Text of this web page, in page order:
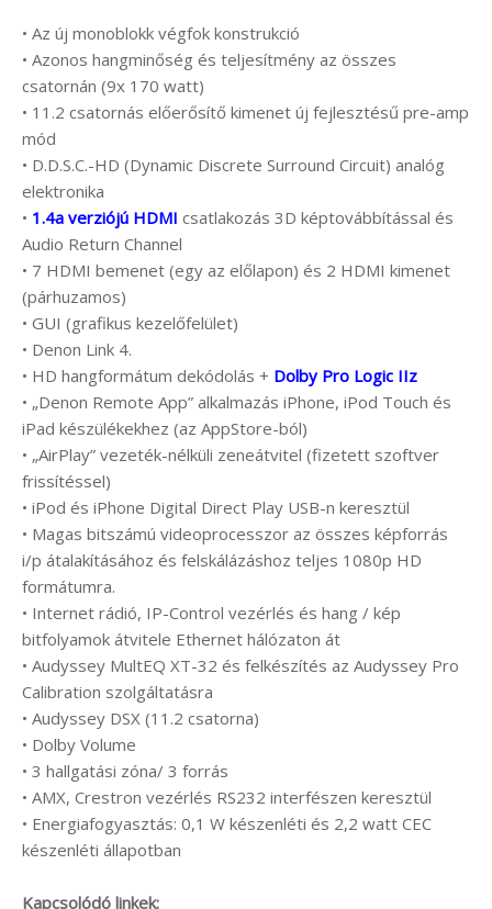
• Az új monoblokk végfok konstrukció
• Azonos hangminőség és teljesítmény az összes
csatornán (9x 170 watt)
• 11.2 csatornás előerősítő kimenet új fejlesztésű pre-amp
mód
• D.D.S.C.-HD (Dynamic Discrete Surround Circuit) analóg
elektronika
• 1.4a verziójú HDMI csatlakozás 3D képtovábbítással és
Audio Return Channel
• 7 HDMI bemenet (egy az előlapon) és 2 HDMI kimenet
(párhuzamos)
• GUI (grafikus kezelőfelület)
• Denon Link 4.
• HD hangformátum dekódolás + Dolby Pro Logic IIz
• „Denon Remote App” alkalmazás iPhone, iPod Touch és
iPad készülékekhez (az AppStore-ból)
• „AirPlay” vezeték-nélküli zeneátvitel (fizetett szoftver
frissítéssel)
• iPod és iPhone Digital Direct Play USB-n keresztül
• Magas bitszámú videoprocesszor az összes képforrás
i/p átalakításához és felskálázáshoz teljes 1080p HD
formátumra.
• Internet rádió, IP-Control vezérlés és hang / kép
bitfolyamok átvitele Ethernet hálózaton át
• Audyssey MultEQ XT-32 és felkészítés az Audyssey Pro
Calibration szolgáltatásra
• Audyssey DSX (11.2 csatorna)
• Dolby Volume
• 3 hallgatási zóna/ 3 forrás
• AMX, Crestron vezérlés RS232 interfészen keresztül
• Energiafogyasztás: 0,1 W készenléti és 2,2 watt CEC
készenléti állapotban
Kapcsolódó linkek: